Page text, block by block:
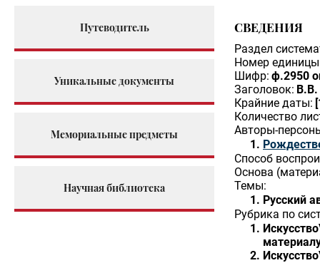
Путеводитель
Уникальные документы
Мемориальные предметы
Научная библиотека
СВЕДЕНИЯ
Раздел
Номер единицы
Шифр: ф.2950
Заголовок: В.В.
Крайние даты:
Количество
Авторы-
Способ
Основа
Темы:
Русский
Рубрика по